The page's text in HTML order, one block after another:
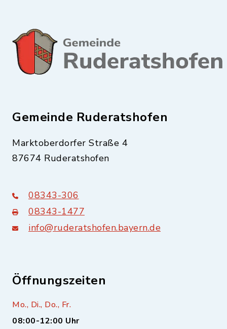
Gemeinde Ruderatshofen
Marktoberdorfer Straße 4
87674 Ruderatshofen
08343-306
08343-1477
info@ruderatshofen.bayern.de
Öffnungszeiten
Mo., Di., Do., Fr.
08:00-12:00 Uhr